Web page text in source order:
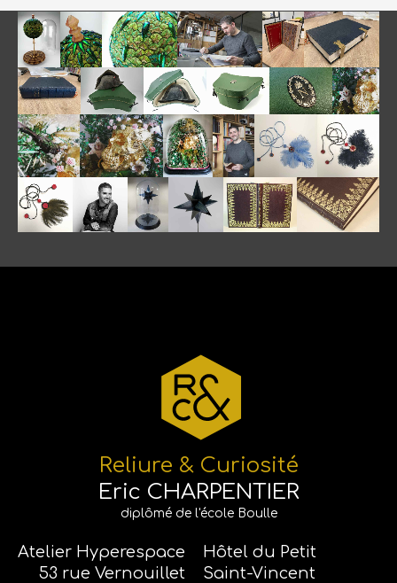
Reliure & Curiosité
Eric CHARPENTIER
diplômé de l'école Boulle
Atelier Hyperespace
53 rue Vernouillet
Hôtel du Petit
Saint-Vincent